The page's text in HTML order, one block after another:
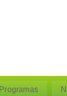
Programas